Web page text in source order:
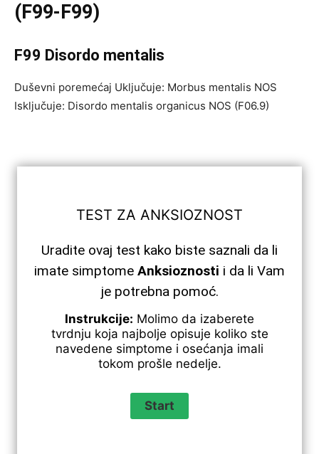
(F99-F99)
F99 Disordo mentalis
Duševni poremećaj Uključuje: Morbus mentalis NOS
Isključuje: Disordo mentalis organicus NOS (F06.9)
TEST ZA ANKSIOZNOST
Uradite ovaj test kako biste saznali da li
imate simptome Anksioznosti i da li Vam
je potrebna pomoć.
Instrukcije: Molimo da izaberete
tvrdnju koja najbolje opisuje koliko ste
navedene simptome i osećanja imali
tokom prošle nedelje.